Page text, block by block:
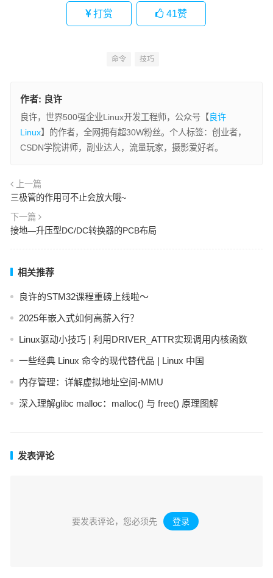
打赏 41赞
命令 技巧
作者: 良许
良许，世界500强企业Linux开发工程师，公众号【 良许
Linux】的作者，全网拥有超30W粉丝。个人标签：创业者，
CSDN学院讲师，副业达人，流量玩家，摄影爱好者。
上一篇
三极管的作用可不止会放大哦~
下一篇
接地—升压型DC/DC转换器的PCB布局
相关推荐
良许的STM32课程重磅上线啦～
2025年嵌入式如何高薪入行？
Linux驱动小技巧 | 利用DRIVER_ATTR实现调用内核函数
一些经典 Linux 命令的现代替代品 | Linux 中国
内存管理：详解虚拟地址空间-MMU
深入理解glibc malloc：malloc() 与 free() 原理图解
发表评论
要发表评论，您必须先 登录 。